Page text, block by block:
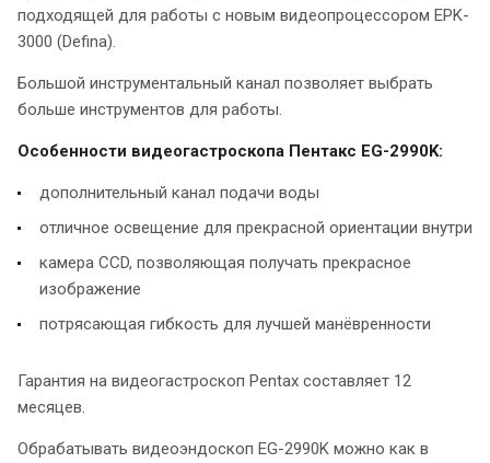
подходящей для работы с новым видеопроцессором EPK-
3000 (Defina).
Большой инструментальный канал позволяет выбрать
больше инструментов для работы.
Особенности видеогастроскопа Пентакс EG-2990K:
дополнительный канал подачи воды
отличное освещение для прекрасной ориентации внутри
камера CCD, позволяющая получать прекрасное
изображение
потрясающая гибкость для лучшей манёвренности
Гарантия на видеогастроскоп Pentax составляет 12
месяцев.
Обрабатывать видеоэндоскоп EG-2990K можно как в